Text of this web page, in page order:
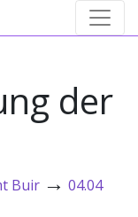
der
Buir → 04.04